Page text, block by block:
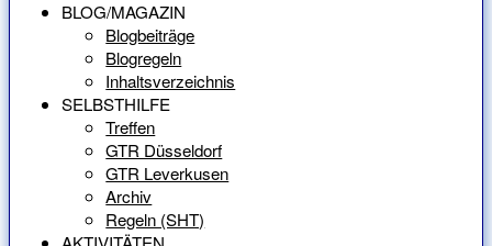
BLOG/MAGAZIN
Blogbeiträge
Blogregeln
Inhaltsverzeichnis
SELBSTHILFE
Treffen
GTR Düsseldorf
GTR Leverkusen
Archiv
Regeln (SHT)